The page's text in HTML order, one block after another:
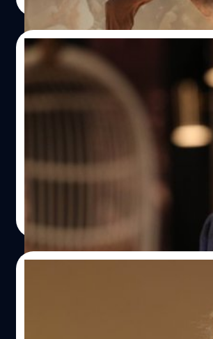
17/11/2022
Brendan Fraser ยืนยัน! จะไม่
ลูกโลกทองคำ แม้จะได้รับการเ
ก็ตาม
หลัง เบรนแดน เฟรเซอร์ (Brendan
อย่างยิ่งใหญ่ด้วยผลงานล่าสุดอย่าง
เสียงปรบมือและคำวิจารณ์ในด้านบวก
ในเทศกาลภาพยนตร์นานาชาติเวนิสปร
เขากลายเป็นอีกหนึ่งตัวเต็งที่จะถูกเสนอ
ลูกโลกทองคำ 2023 (Golden Globe
ขึ้นในช่วงต้นปีหน้านี้ แต่ดูเหมือนฝันร้ายที่
ทางเพศโดยอดีตประธานสมาคมสื่อมว
วูด (Hollywood Foreign Press
ปี 2003 จะทำให้เฟรเซอร์ยังคงฝังใจ
จะไม่เข้าร่วมงานลูกโลกทองคำที่กำลังจ
รับการเสนอชื่อเข้าชิงรางวัลจากบทบา
'The Whale' ก็ตาม เฟรเซอร์ได้ให้สัม
‘โรซามันด์ ไพก์’ รับบทนำภาพ
ไวรัสตายเฉพาะคนรวย ผลงา